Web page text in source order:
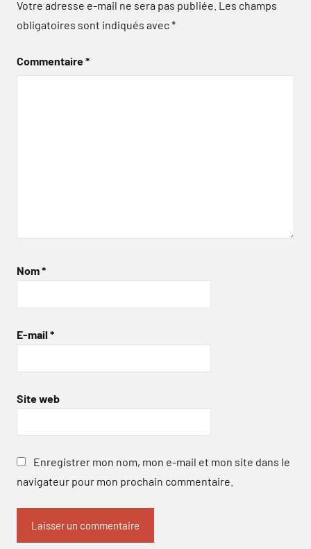
Votre adresse e-mail ne sera pas publiée. Les champs
obligatoires sont indiqués avec*
Commentaire*
Nom*
E-mail *
Site web
Enregistrer mon nom, mon e-mail et mon site dans le
navigateur pour mon prochain commentaire.